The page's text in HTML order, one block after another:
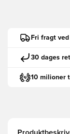
Fri fragt
30 dages
10 milioner